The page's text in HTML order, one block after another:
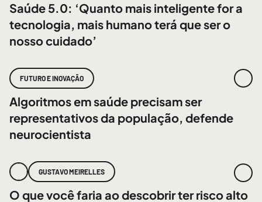
Saúde 5.0: ‘Quanto mais inteligente for a
tecnologia, mais humano terá que ser o
nosso cuidado’
FUTURO E INOVAÇÃO
Algoritmos em saúde precisam ser
representativos da população, defende
neurocientista
GUSTAVO MEIRELLES
O que você faria ao descobrir ter risco alto